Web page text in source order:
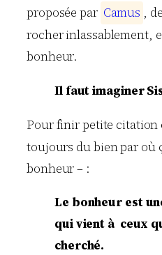
proposée par Camus ,
rocher inlassablement,
bonheur.
Il faut imaginer
Pour finir petite citation
toujours du bien par où
bonheur – :
Le bonheur est
qui vient à ceux
cherché.